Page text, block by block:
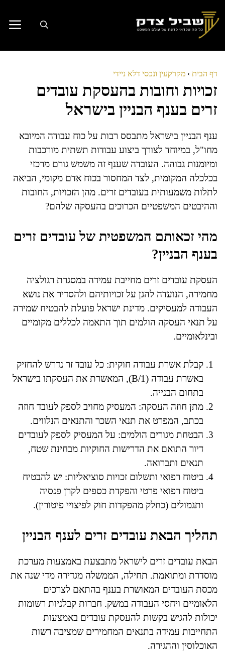
לתוכן
דף הבית › מקרקעין ונכסי דלא ניידי
זכויות וחובות בהעסקת עובדים
זרים בענף הבניין בישראל
ענף הבניין בישראל מתבסס רבות על כוח עבודה המיובא
מחו"ל, במיוחד לצורך ביצוע עבודות תשתית מורכבות
ומיומנות גבוהה. העובדה שענף זה משמש גורם מרכזי
בכלכלה המקומית, לצד המחסור בכוח אדם מקומי, הביאה
לתלות משמעותית בעובדים זרים. מהן הזכויות, החובות
וההיבטים המשפטיים הכרוכים בהעסקה שלהם?
מהי זכאותם המשפטית של עובדים זרים
בענף הבניין?
העסקת עובדים זרים מחייבת עמידה במסגרת רגולציה
מחמירה, הנועדה להגן על זכויותיהם ולהסדיר את נושא
העבודה למעסיקים. מדינת ישראל פועלת להבטיח שמירה
על תנאי העסקה הולמים תוך התאמה לכללים מקומיים
ובינלאומיים.
קבלת אשרת עבודה חוקית: כל עובד זר נדרש להחזיק
באשרת עבודה (B/1), המאשרת את העסקתו בישראל
בתחום הבנייה.
מתן חוזה העסקה: המעסיק מחויב לספק לעובד חוזה
בכתב, המפרט את תנאי השכר והתנאים הנלווים.
הבטחת מגורים הולמים: על המעסיק לספק לעובדים
דיור התואם את הדרישות החוקיות מבחינת שטח,
תנאים ותברואה.
ביטוח רפואי ותשלום זכויות סוציאליות: יש להבטיח
ביטוח רפואי פרטי והפקדת כספים לקרן פנסיה
ותגמולים (כחלק מהפקדות חוק לפיצויי פיטורין).
תהליך הבאת עובדים זרים לענף הבניין
הבאת עובדים זרים לישראל מתבצעת באמצעות מערכת
מוסדרת ומתואמת. תחילה, הממשלה מגדירה מדי שנה את
מכסת העובדים המאושרת בענף בהתאם לצרכים
הלאומיים ויחסי העבודה במשק. חברות קבלניות רשומות
יכולות להגיש בקשות להעסקת עובדים באמצעות
התחייבות עמידה בתנאים המחמירים שמציבה רשות
האוכלוסין וההגירה.